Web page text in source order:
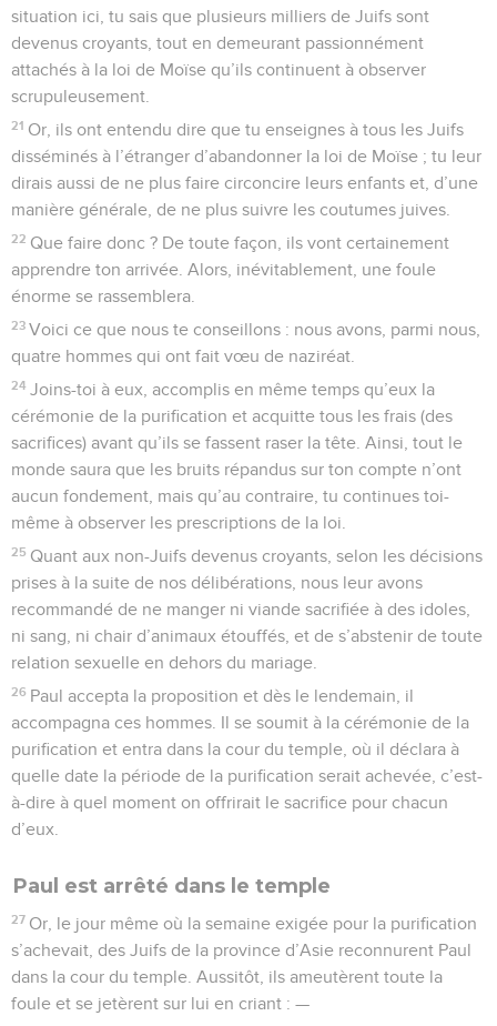
situation ici, tu sais que plusieurs milliers de Juifs sont
devenus croyants, tout en demeurant passionnément
attachés à la loi de Moïse qu’ils continuent à observer
scrupuleusement.
21 Or, ils ont entendu dire que tu enseignes à tous les Juifs
disséminés à l’étranger d’abandonner la loi de Moïse ; tu leur
dirais aussi de ne plus faire circoncire leurs enfants et, d’une
manière générale, de ne plus suivre les coutumes juives.
22 Que faire donc ? De toute façon, ils vont certainement
apprendre ton arrivée. Alors, inévitablement, une foule
énorme se rassemblera.
23 Voici ce que nous te conseillons : nous avons, parmi nous,
quatre hommes qui ont fait vœu de naziréat.
24 Joins-toi à eux, accomplis en même temps qu’eux la
cérémonie de la purification et acquitte tous les frais (des
sacrifices) avant qu’ils se fassent raser la tête. Ainsi, tout le
monde saura que les bruits répandus sur ton compte n’ont
aucun fondement, mais qu’au contraire, tu continues toi-
même à observer les prescriptions de la loi.
25 Quant aux non-Juifs devenus croyants, selon les décisions
prises à la suite de nos délibérations, nous leur avons
recommandé de ne manger ni viande sacrifiée à des idoles,
ni sang, ni chair d’animaux étouffés, et de s’abstenir de toute
relation sexuelle en dehors du mariage.
26 Paul accepta la proposition et dès le lendemain, il
accompagna ces hommes. Il se soumit à la cérémonie de la
purification et entra dans la cour du temple, où il déclara à
quelle date la période de la purification serait achevée, c’est-
à-dire à quel moment on offrirait le sacrifice pour chacun
d’eux.
Paul est arrêté dans le temple
27 Or, le jour même où la semaine exigée pour la purification
s’achevait, des Juifs de la province d’Asie reconnurent Paul
dans la cour du temple. Aussitôt, ils ameutèrent toute la
foule et se jetèrent sur lui en criant : —